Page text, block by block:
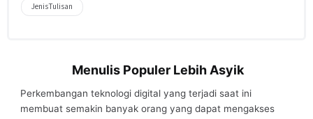
JenisTulisan
Menulis Populer Lebih Asyik
Perkembangan teknologi digital yang terjadi saat ini
membuat semakin banyak orang yang dapat mengakses